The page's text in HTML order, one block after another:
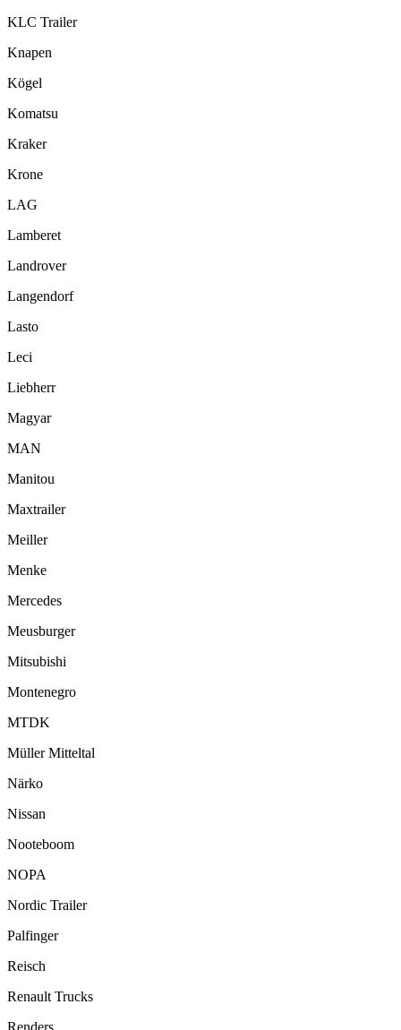
KLC Trailer
Knapen
Kögel
Komatsu
Kraker
Krone
LAG
Lamberet
Landrover
Langendorf
Lasto
Leci
Liebherr
Magyar
MAN
Manitou
Maxtrailer
Meiller
Menke
Mercedes
Meusburger
Mitsubishi
Montenegro
MTDK
Müller Mitteltal
Närko
Nissan
Nooteboom
NOPA
Nordic Trailer
Palfinger
Reisch
Renault Trucks
Renders